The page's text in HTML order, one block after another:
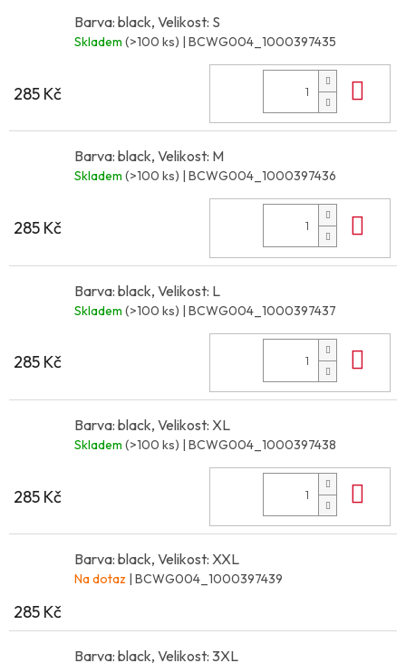
Barva: black, Velikost: S
Skladem (>100 ks) | BCWG004_1000397435
285 Kč
Barva: black, Velikost: M
Skladem (>100 ks) | BCWG004_1000397436
285 Kč
Barva: black, Velikost: L
Skladem (>100 ks) | BCWG004_1000397437
285 Kč
Barva: black, Velikost: XL
Skladem (>100 ks) | BCWG004_1000397438
285 Kč
Barva: black, Velikost: XXL
Na dotaz | BCWG004_1000397439
285 Kč
Barva: black, Velikost: 3XL